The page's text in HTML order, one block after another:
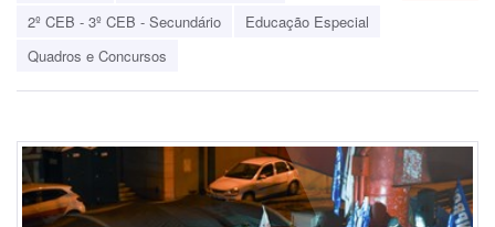
2º CEB - 3º CEB - Secundário
Educação Especial
Quadros e Concursos